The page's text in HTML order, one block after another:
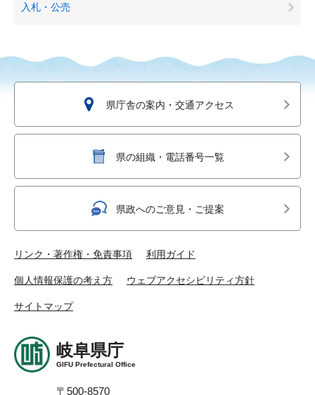
入札・公売
県庁舎の案内・交通アクセス
県の組織・電話番号一覧
県政へのご意見・ご提案
リンク・著作権・免責事項 利用ガイド
個人情報保護の考え方 ウェブアクセシビリティ方針
サイトマップ
岐阜県庁
GIFU Prefectural Office
〒500-8570